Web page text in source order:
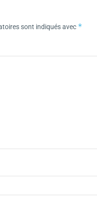
sont indiqués avec *